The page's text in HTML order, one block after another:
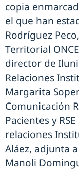
copia
el que han
Rodríguez
Territorial
director de
Relaciones
Margarita
Comunicación
Pacientes y
relaciones
Aláez, adjunta
Manoli